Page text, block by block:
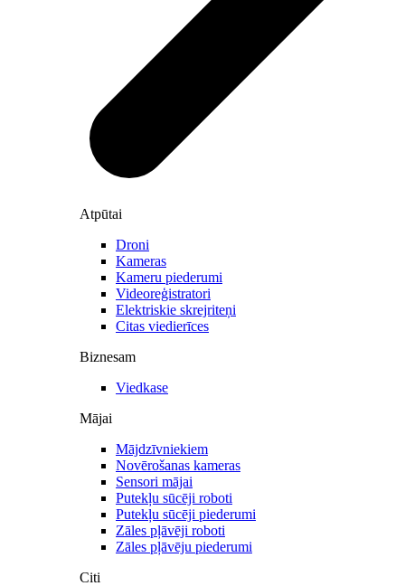
Atpūtai
Droni
Kameras
Kameru piederumi
Videoreģistratori
Elektriskie skrejriteņi
Citas viedierīces
Biznesam
Viedkase
Mājai
Mājdzīvniekiem
Novērošanas kameras
Sensori mājai
Putekļu sūcēji roboti
Putekļu sūcēji piederumi
Zāles pļāvēji roboti
Zāles pļāvēju piederumi
Citi